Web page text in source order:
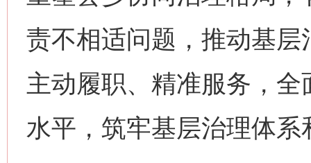
责不相适问题，推动基
主动履职、精准服务，
水平，筑牢基层治理体